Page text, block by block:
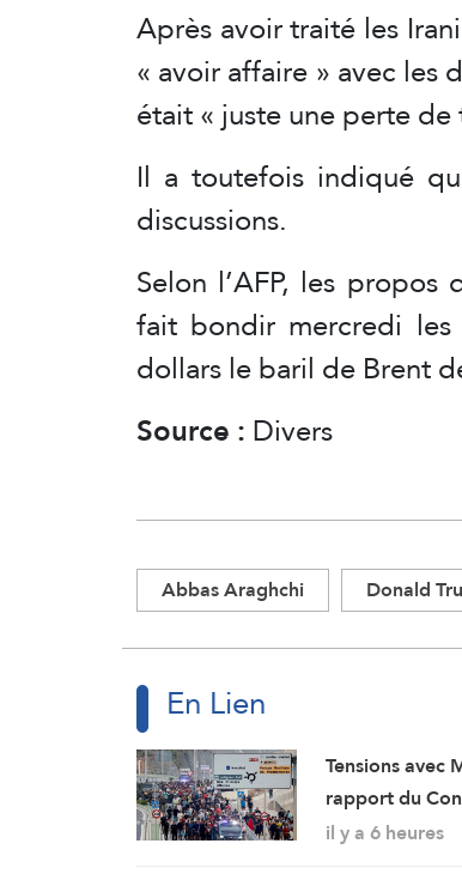
Après avoir traité les
« avoir affaire » avec
était « juste une perte de
Il a toutefois indiqué
discussions.
Selon l’AFP, les
fait bondir mercredi
dollars le baril de Brent
Source :Divers
Abbas Araghchi Donald
En Lien
Tensions avec
rapport du
considère
il y a 6 heures